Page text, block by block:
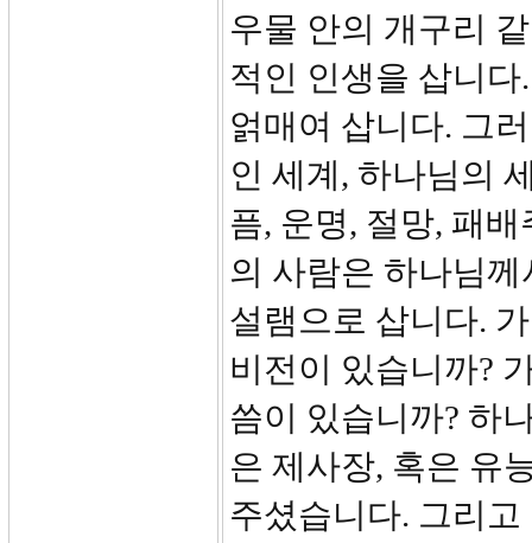
우물 안의 개구리
적인 인생을 삽니
얽매여 삽니다. 그
인 세계, 하나님의
픔, 운명, 절망, 패
의 사람은 하나님
설램으로 삽니다.
비전이 있습니까?
씀이 있습니까? 하
은 제사장, 혹은 유
주셨습니다. 그리